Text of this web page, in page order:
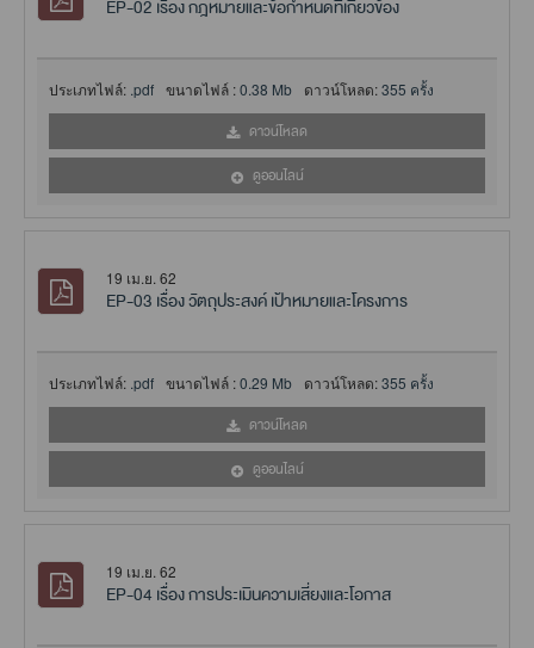
EP-02 เรื่อง กฎหมายและข้อกำหนดที่เกี่ยวข้อง
ประเภทไฟล์: .pdf ขนาดไฟล์ :0.38 Mb ดาวน์โหลด:355 ครั้ง
ดาวน์โหลด
ดูออนไลน์
19 เม.ย. 62
EP-03 เรื่อง วัตถุประสงค์ เป้าหมายและโครงการ
ประเภทไฟล์: .pdf ขนาดไฟล์ :0.29 Mb ดาวน์โหลด:355 ครั้ง
ดาวน์โหลด
ดูออนไลน์
19 เม.ย. 62
EP-04 เรื่อง การประเมินความเสี่ยงและโอกาส